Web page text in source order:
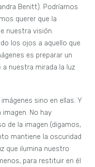
Benitt). Podríamos
querer que la
nuestra visión.
los ojos a aquello que
es preparar un
nuestra mirada la luz
sino en ellas. Y
No hay
de la imagen (digamos,
mantiene la oscuridad
que ilumina nuestro
para restituir en él